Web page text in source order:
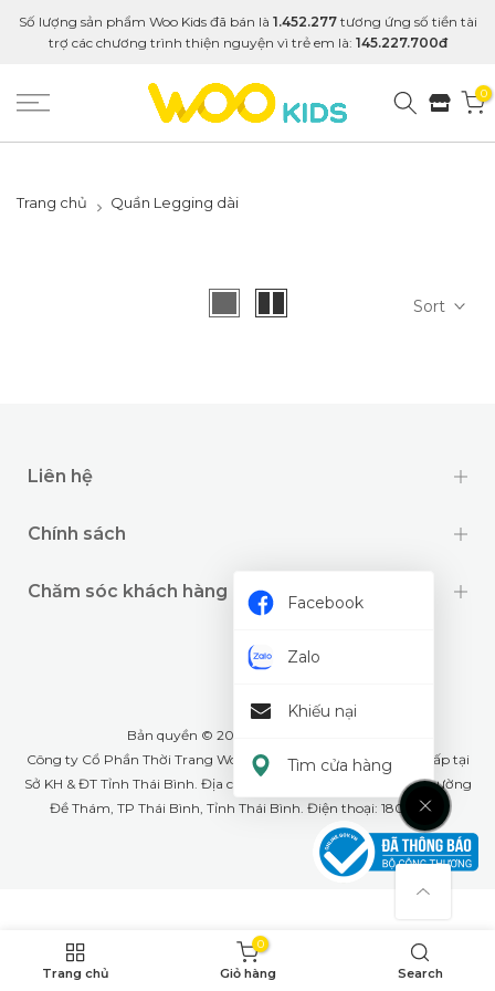
Số lượng sản phẩm Woo Kids đã bán là 1.452.277 tương ứng số tiền tài
trợ các chương trình thiện nguyện vì trẻ em là: 145.227.700đ
0
Trang chủ Quần Legging dài
Sort
Liên hệ
Chính sách
Chăm sóc khách hàng
Bản quyền © 2024 thuộc về
Công ty Cổ Phần Thời Trang Woo Kids- GPĐKKD: 1001268555 cấp tại
Sở KH & ĐT Tỉnh Thái Bình. Địa chỉ văn phòng: Số 79A Lê Lợi, phường
Đề Thám, TP Thái Bình, Tỉnh Thái Bình. Điện thoại: 18008226
Facebook
Zalo
Khiếu nại
Tìm cửa hàng
Trang chủ
0
Giỏ hàng Search